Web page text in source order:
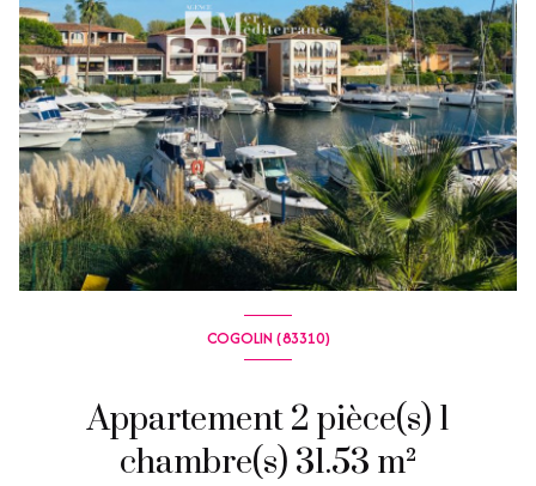
COGOLIN (83310)
Appartement 2 pièce(s) 1
chambre(s) 31.53 m²